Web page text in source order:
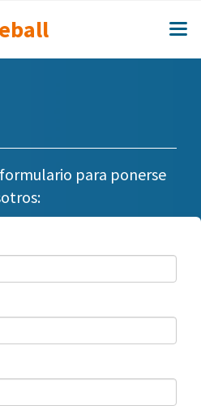
para ponerse